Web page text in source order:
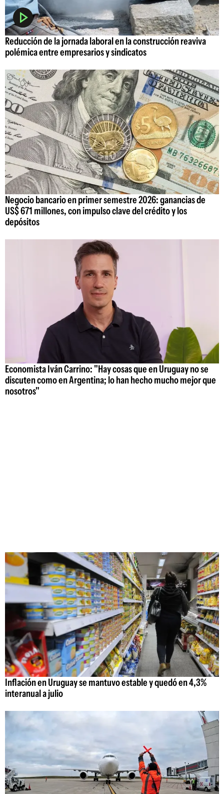
Reducción de la jornada laboral en la construcción reaviva
polémica entre empresarios y sindicatos
Negocio bancario en primer semestre 2026: ganancias de
US$ 671 millones, con impulso clave del crédito y los
depósitos
Economista Iván Carrino: "Hay cosas que en Uruguay no se
discuten como en Argentina; lo han hecho mucho mejor que
nosotros"
Inflación en Uruguay se mantuvo estable y quedó en 4,3%
interanual a julio